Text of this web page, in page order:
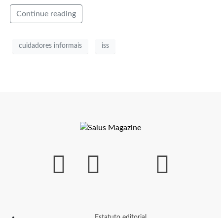
Continue reading
cuidadores informais iss